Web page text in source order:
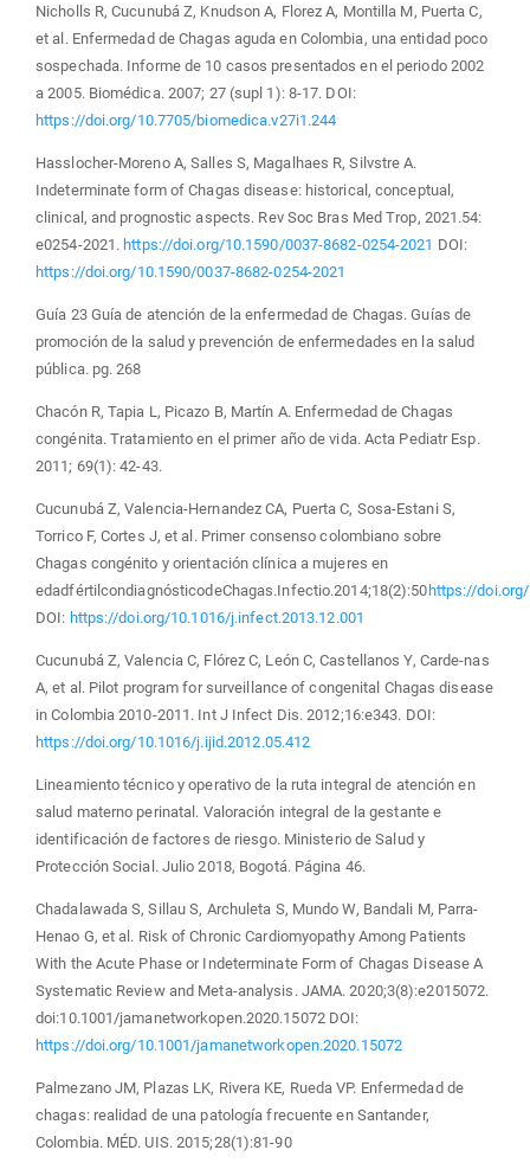
Nicholls R, Cucunubá Z, Knudson A, Florez A, Montilla M, Puerta C,
et al. Enfermedad de Chagas aguda en Colombia, una entidad poco
sospechada. Informe de 10 casos presentados en el periodo 2002
a 2005. Biomédica. 2007; 27 (supl 1): 8-17. DOI:
https://doi.org/10.7705/biomedica.v27i1.244
Hasslocher-Moreno A, Salles S, Magalhaes R, Silvstre A.
Indeterminate form of Chagas disease: historical, conceptual,
clinical, and prognostic aspects. Rev Soc Bras Med Trop, 2021.54:
e0254-2021.https://doi.org/10.1590/0037-8682-0254-2021 DOI:
https://doi.org/10.1590/0037-8682-0254-2021
Guía 23 Guía de atención de la enfermedad de Chagas. Guías de
promoción de la salud y prevención de enfermedades en la salud
pública. pg. 268
Chacón R, Tapia L, Picazo B, Martín A. Enfermedad de Chagas
congénita. Tratamiento en el primer año de vida. Acta Pediatr Esp.
2011; 69(1): 42-43.
Cucunubá Z, Valencia-Hernandez CA, Puerta C, Sosa-Estani S,
Torrico F, Cortes J, et al. Primer consenso colombiano sobre
Chagas congénito y orientación clínica a mujeres en
edadfértilcondiagnósticodeChagas.Infectio.2014;18(2):50https://
DOI: https://doi.org/10.1016/j.infect.2013.12.001
Cucunubá Z, Valencia C, Flórez C, León C, Castellanos Y, Carde-nas
A, et al. Pilot program for surveillance of congenital Chagas disease
in Colombia 2010-2011. Int J Infect Dis. 2012;16:e343. DOI:
https://doi.org/10.1016/j.ijid.2012.05.412
Lineamiento técnico y operativo de la ruta integral de atención en
salud materno perinatal. Valoración integral de la gestante e
identificación de factores de riesgo. Ministerio de Salud y
Protección Social. Julio 2018, Bogotá. Página 46.
Chadalawada S, Sillau S, Archuleta S, Mundo W, Bandali M, Parra-
Henao G, et al. Risk of Chronic Cardiomyopathy Among Patients
With the Acute Phase or Indeterminate Form of Chagas Disease A
Systematic Review and Meta-analysis. JAMA. 2020;3(8):e2015072.
doi:10.1001/jamanetworkopen.2020.15072 DOI:
https://doi.org/10.1001/jamanetworkopen.2020.15072
Palmezano JM, Plazas LK, Rivera KE, Rueda VP. Enfermedad de
chagas: realidad de una patología frecuente en Santander,
Colombia. MÉD. UIS. 2015;28(1):81-90